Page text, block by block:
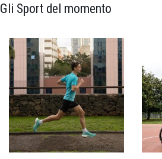
Gli Sport del momento